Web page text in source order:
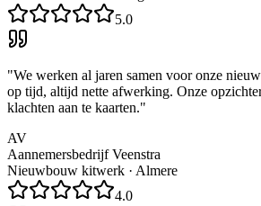
5.0
"We werken al jaren samen voor onze
op tijd, altijd nette afwerking. Onze
klachten aan te kaarten."
AV
Aannemersbedrijf Veenstra
Nieuwbouw kitwerk · Almere
4.0